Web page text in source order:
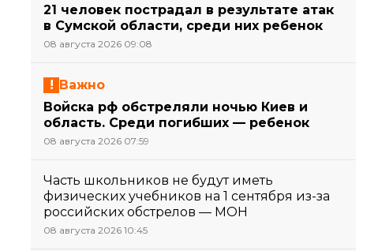
21 человек пострадал в результате атак
в Сумской области, среди них ребенок
08 августа 2026 09:08
Важно
Войска рф обстреляли ночью Киев и
область. Среди погибших — ребенок
08 августа 2026 07:59
Часть школьников не будут иметь
физических учебников на 1 сентября из-за
российских обстрелов — МОН
08 августа 2026 10:45